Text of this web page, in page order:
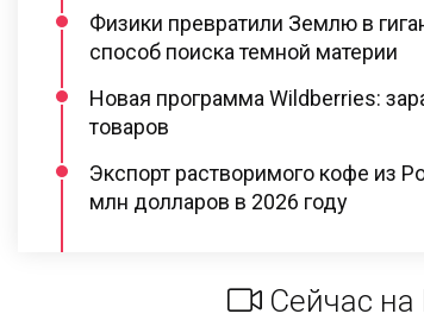
Физики превратили Землю в
способ поиска темной материи
Новая программа Wildberries:
товаров
Экспорт растворимого кофе из
млн долларов в 2026 году
Сейчас на